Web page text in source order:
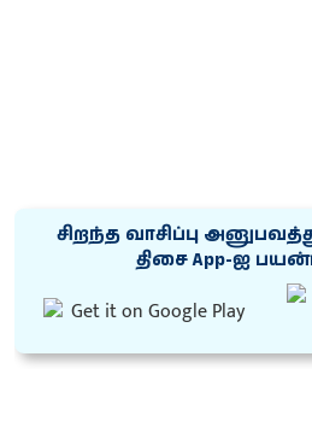
சிறந்த வாசிப்பு
திசை App-ஐ